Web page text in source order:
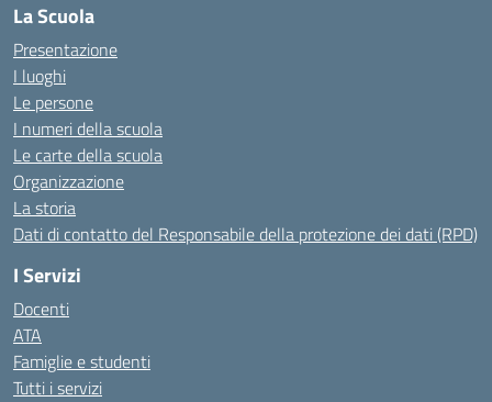
La Scuola
Presentazione
I luoghi
Le persone
I numeri della scuola
Le carte della scuola
Organizzazione
La storia
Dati di contatto del Responsabile della protezione dei dati (RPD)
I Servizi
Docenti
ATA
Famiglie e studenti
Tutti i servizi